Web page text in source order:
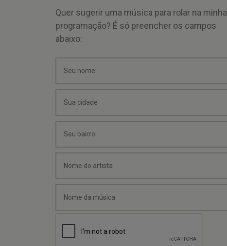
Quer sugerir uma música para rolar na minha
programação? É só preencher os campos
abaixo: